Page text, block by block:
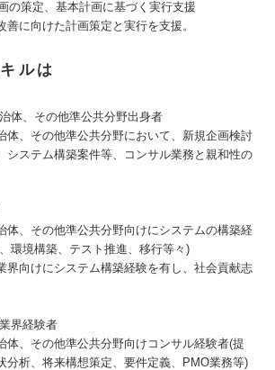
の策定、基本計画に基づく実行支援
に向けた計画策定と実行を支援。
ルは
体、その他準公共分野出身者
体、その他準公共分野において、新規企画検討
システム構築案件等、コンサル業務と親和性の
体、その他準公共分野向けにシステムの構築経
環境構築、テスト推進、移行等々)
界向けにシステム構築経験を有し、社会貢献志
界経験者
体、その他準公共分野向けコンサル経験者(提
分析、将来構想策定、要件定義、PMO業務等)